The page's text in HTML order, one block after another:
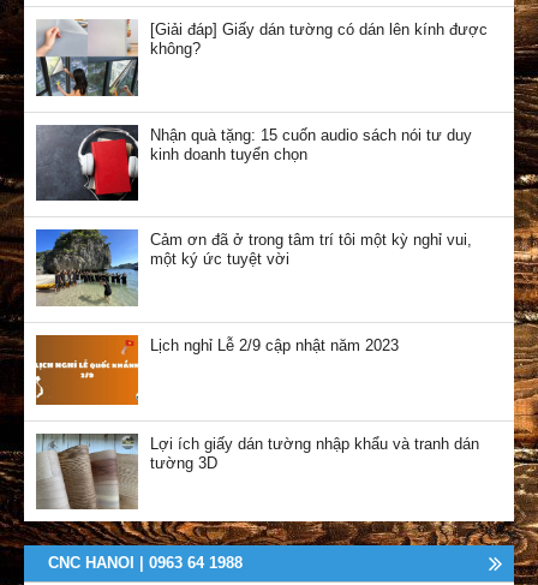
[Giải đáp] Giấy dán tường có dán lên kính được
không?
Nhận quà tặng: 15 cuốn audio sách nói tư duy
kinh doanh tuyển chọn
Cảm ơn đã ở trong tâm trí tôi một kỳ nghỉ vui,
một ký ức tuyệt vời
Lịch nghỉ Lễ 2/9 cập nhật năm 2023
Lợi ích giấy dán tường nhập khẩu và tranh dán
tường 3D
CNC HANOI | 0963 64 1988